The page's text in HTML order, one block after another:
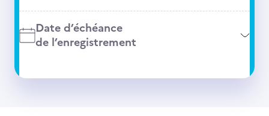
Date d’échéance
de l’enregistrement